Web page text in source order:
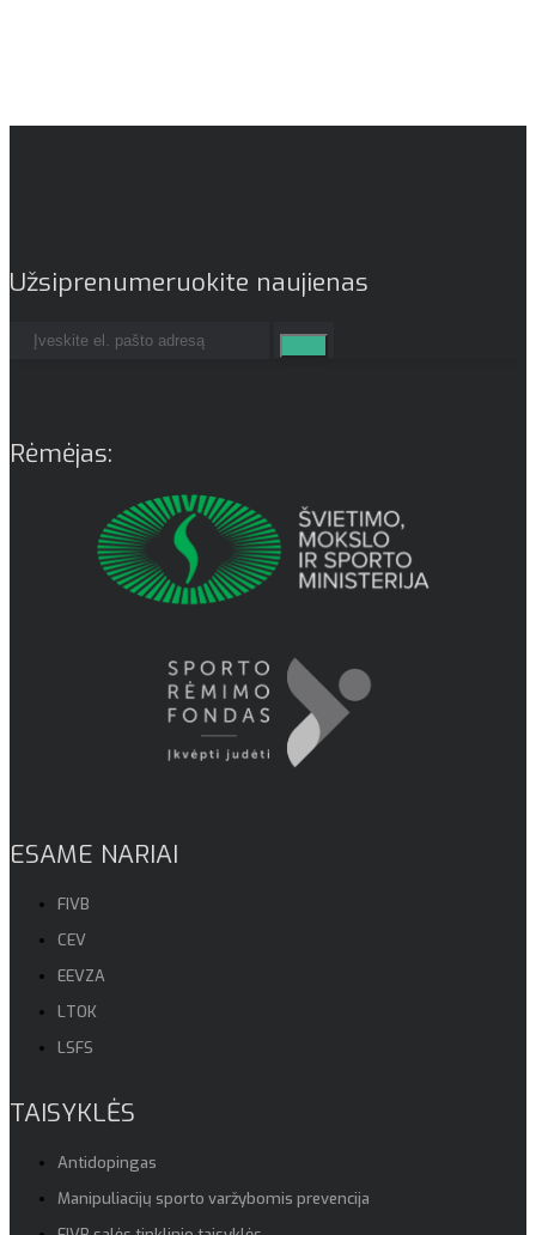
Užsiprenumeruokite naujienas
Rėmėjas:
ESAME NARIAI
FIVB
CEV
EEVZA
LTOK
LSFS
TAISYKLĖS
Antidopingas
Manipuliacijų sporto varžybomis prevencija